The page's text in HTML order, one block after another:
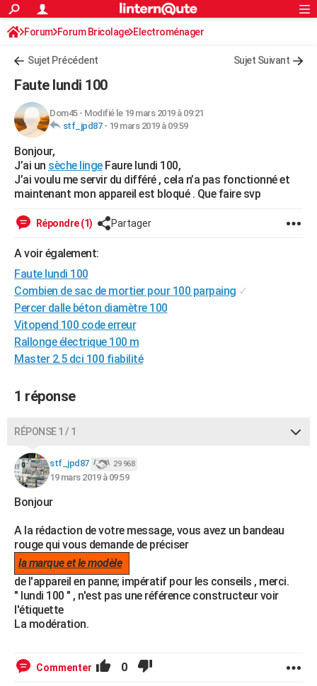
ACTUALITÉS
Politique
Société
Faits Divers
Education
Monde
Villes
+
FINANCE
Retraite
Impôts
Epargne
Immobilier
Risques naturels par ville
Banque
Assurance
Crédit
AUTO
Essais
Réserver un essai
Citadines
Berlines
SUV
Forum auto
+HIGH-TECH
Mobiles
Meilleur smartphone
Internet
Ordinateurs
Jeux vidéo
Guide high-tech
+BRICOLAGE
Forum
Aménagement intérieur
Extérieur
Cuisine
Salle de bains
Jardinage
Rangement
WEEK-END
LIFESTYLE
Art de vivre
Bien-être
Loisirs
Mode
Modes de vie
SANTE
Alimentation
Guide de la santé
Maladies
Médicaments
Sommeil
VOYAGE
Destinations
City break
Voyage nature
Voyage de noces
Forum
Climat
+PHOTO
GUIDES D'ACHAT
BONS PLANS
Dictionnaire
Biographies
Citations
Expressions
Proverbes
PROGRAMME TV
COPAINS D'AVANT
S'inscrire
Se connecter
Lycées
Collèges
Primaires
Universités
Entreprises
Service militaire
Avis de recherche
AVIS DE DÉCÈS
FORUM
Bricolage
Lifestyle
Culture
Sport
Auto
Television
Voyage
Cinema
S'inscrire
Connexion
Forum Forum Bricolage Electroménager
Sujet Précédent Sujet Suivant
Faute lundi 100
Dom45- Modifié le 19 mars 2019 à 09:21
stf_jpd87- 19 mars 2019 à 09:59
Bonjour,
J’ai un sèche lingeFaure lundi 100,
J’ai voulu me servir du différé , cela n’a pas fonctionné et
maintenant mon appareil est bloqué . Que faire svp
Répondre (1) Partager
A voir également:
Faute lundi 100
Combien de sac de mortier pour 100 parpaing ✓
Percer dalle béton diamètre 100
Vitopend 100 code erreur
Rallonge électrique 100 m
Master 2.5 dci 100 fiabilité
1 réponse
RÉPONSE 1 / 1
stf_jpd87 29 968
19 mars 2019 à 09:59
Bonjour
A la rédaction de votre message, vous avez un bandeau
rouge qui vous demande de préciser
la marque et le modèle
de l'appareil en panne; impératif pour les conseils , merci.
" lundi 100 " , n'est pas une référence constructeur voir
l'étiquette
La modération.
Commenter 0